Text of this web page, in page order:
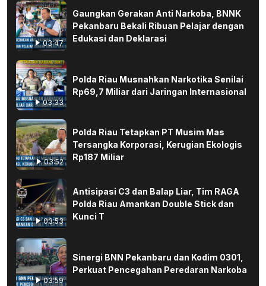
03:47
Gaungkan Gerakan Anti Narkoba, BNNK
Pekanbaru Bekali Ribuan Pelajar dengan
Edukasi dan Deklarasi
03:33
Polda Riau Musnahkan Narkotika Senilai
Rp69,7 Miliar dari Jaringan Internasional
03:52
Polda Riau Tetapkan PT Musim Mas
Tersangka Korporasi, Kerugian Ekologis
Rp187 Miliar
03:53
Antisipasi C3 dan Balap Liar, Tim RAGA
Polda Riau Amankan Double Stick dan
Kunci T
03:59
Sinergi BNN Pekanbaru dan Kodim 0301,
Perkuat Pencegahan Peredaran Narkoba